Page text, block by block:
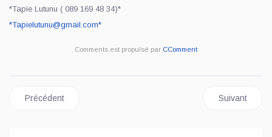
*Tapie Lutunu ( 089 169 48 34)*
*Tapielutunu@gmail.com*
Comments est propulsé par CComment
Article précédent : REVUE DE PRESSE DU MARDI 24 JUIN
Précédent Article
Suivant